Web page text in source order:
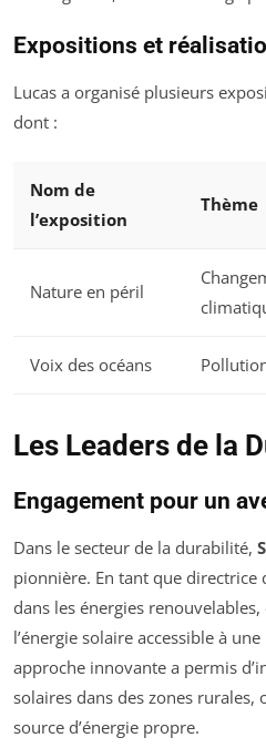
Expositions et
Lucas a organisé plusieurs
dont :
Nom de
l’exposition
Thème
Nature en péril
Voix des océans
Les Leaders de la
Engagement pour un
Dans le secteur de la durabilité,
pionnière. En tant que directrice
dans les énergies
l’énergie solaire accessible à
approche innovante a permis
solaires dans des zones
source d’énergie propre.